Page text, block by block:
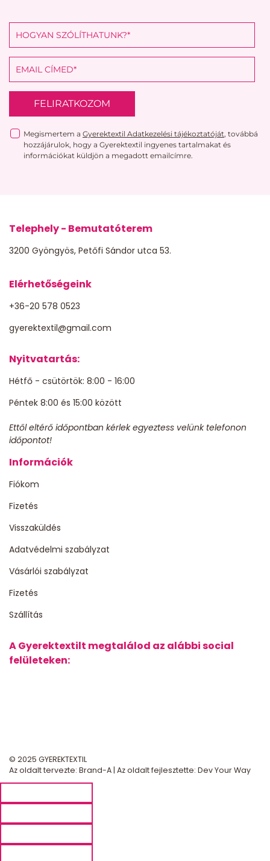
FELIRATKOZOM
Megismertem a Gyerektextil Adatkezelési tájékoztatóját, továbbá
hozzájárulok, hogy a Gyerektextil ingyenes tartalmakat és
információkat küldjön a megadott emailcímre.
Telephely - Bemutatóterem
3200 Gyöngyös, Petőfi Sándor utca 53.
Elérhetőségeink
+36-20 578 0523
gyerektextil@gmail.com
Nyitvatartás:
Hétfő - csütörtök: 8:00 - 16:00
Péntek 8:00 és 15:00 között
Ettől eltérő időpontban kérlek egyeztess velünk telefonon
időpontot!
Információk
Fiókom
Fizetés
Visszaküldés
Adatvédelmi szabályzat
Vásárlói szabályzat
Fizetés
Szállítás
A Gyerektextilt megtalálod az alábbi social
felületeken:
© 2025 GYEREKTEXTIL
Az oldalt tervezte: Brand-A | Az oldalt fejlesztette: Dev Your Way